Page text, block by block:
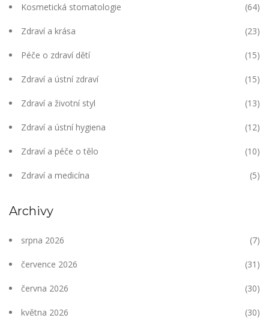
Kosmetická stomatologie (64)
Zdraví a krása (23)
Péče o zdraví dětí (15)
Zdraví a ústní zdraví (15)
Zdraví a životní styl (13)
Zdraví a ústní hygiena (12)
Zdraví a péče o tělo (10)
Zdraví a medicína (5)
Archivy
srpna 2026 (7)
července 2026 (31)
června 2026 (30)
května 2026 (30)